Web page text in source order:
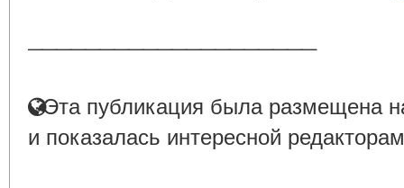
Эта публикация была размещена
и показалась интересной